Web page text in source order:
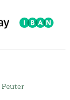
Peuter